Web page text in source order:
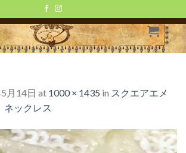
月14日 at 1000 × 1435 in スクエアエメ
ネックレス